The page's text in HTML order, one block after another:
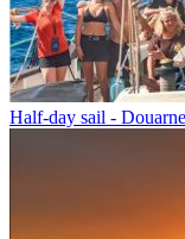
Half-day sail -